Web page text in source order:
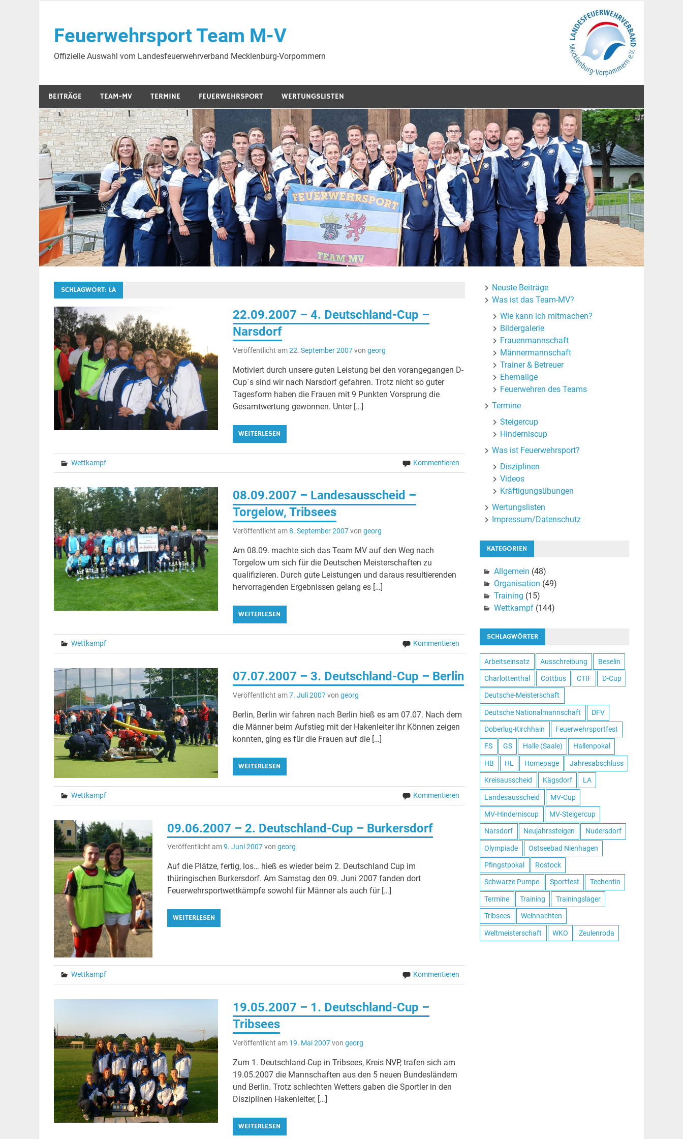
contentFeuerwehrsport Team M-V
Offizielle Auswahl vom Landesfeuerwehrverband Mecklenburg-Vorpommern
BEITRÄGE TEAM-MV TERMINE FEUERWEHRSPORT WERTUNGSLISTEN
SCHLAGWORT: LA
22.09.2007 – 4. Deutschland-Cup –
Narsdorf
Veröffentlicht am22. September 2007vongeorg
Motiviert durch unsere guten Leistung bei den vorangegangen D-
Cup´s sind wir nach Narsdorf gefahren. Trotz nicht so guter
Tagesform haben die Frauen mit 9 Punkten Vorsprung die
Gesamtwertung gewonnen. Unter […]
WEITERLESEN
Wettkampf Kommentieren
08.09.2007 – Landesausscheid –
Torgelow, Tribsees
Veröffentlicht am8. September 2007vongeorg
Am 08.09. machte sich das Team MV auf den Weg nach
Torgelow um sich für die Deutschen Meisterschaften zu
qualifizieren. Durch gute Leistungen und daraus resultierenden
hervorragenden Ergebnissen gelang es […]
WEITERLESEN
Wettkampf Kommentieren
07.07.2007 – 3. Deutschland-Cup – Berlin
Veröffentlicht am7. Juli 2007vongeorg
Berlin, Berlin wir fahren nach Berlin hieß es am 07.07. Nach dem
die Männer beim Aufstieg mit der Hakenleiter ihr Können zeigen
konnten, ging es für die Frauen auf die […]
WEITERLESEN
Wettkampf Kommentieren
09.06.2007 – 2. Deutschland-Cup – Burkersdorf
Veröffentlicht am9. Juni 2007von georg
Auf die Plätze, fertig, los… hieß es wieder beim 2. Deutschland Cup im
thüringischen Burkersdorf. Am Samstag den 09. Juni 2007 fanden dort
Feuerwehrsportwettkämpfe sowohl für Männer als auch für […]
WEITERLESEN
Wettkampf Kommentieren
19.05.2007 – 1. Deutschland-Cup –
Tribsees
Veröffentlicht am 19. Mai 2007vongeorg
Zum 1. Deutschland-Cup in Tribsees, Kreis NVP, trafen sich am
19.05.2007 die Mannschaften aus den 5 neuen Bundesländern
und Berlin. Trotz schlechten Wetters gaben die Sportler in den
Disziplinen Hakenleiter, […]
WEITERLESEN
Neuste Beiträge
Was ist das Team-MV?
Wie kann ich mitmachen?
Bildergalerie
Frauenmannschaft
Männermannschaft
Trainer & Betreuer
Ehemalige
Feuerwehren des Teams
Termine
Steigercup
Hinderniscup
Was ist Feuerwehrsport?
Disziplinen
Videos
Kräftigungsübungen
Wertungslisten
Impressum/Datenschutz
KATEGORIEN
Allgemein (48)
Organisation (49)
Training (15)
Wettkampf(144)
SCHLAGWÖRTER
Arbeitseinsatz Ausschreibung Beselin
Charlottenthal Cottbus CTIF D-Cup
Deutsche-Meisterschaft
Deutsche Nationalmannschaft DFV
Doberlug-Kirchhain Feuerwehrsportfest
FS GS Halle (Saale) Hallenpokal
HB HL Homepage Jahresabschluss
Kreisausscheid Kägsdorf LA
Landesausscheid MV-Cup
MV-Hinderniscup MV-Steigercup
Narsdorf Neujahrssteigen Nudersdorf
Olympiade Ostseebad Nienhagen
Pfingstpokal Rostock
Schwarze Pumpe Sportfest Techentin
Termine Training Trainingslager
Tribsees Weihnachten
Weltmeisterschaft WKO Zeulenroda